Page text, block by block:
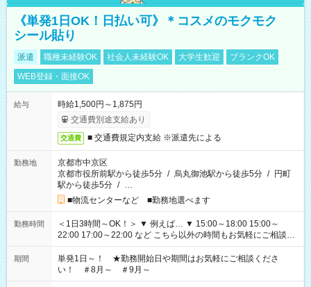
《単発1日OK！日払い可》＊コスメのモクモク
シール貼り
派遣 職種未経験OK 社会人未経験OK 大学生歓迎
ブランクOK
WEB登録・面接OK
給与
時給1,500円～1,875円
交通費別途支給あり
交通費 ■ 交通費規定内支給 ※派遣先による
勤務地
京都市中京区
京都市役所前駅から徒歩5分 / 烏丸御池駅から徒歩5分 / 円町
駅から徒歩5分 / …
■物流センターなど ■勤務地選べます
勤務時間
＜1日3時間～OK！＞ ▼ 例えば… ▼ 15:00～18:00 15:00～
22:00 17:00～22:00 など こちら以外の時間もお気軽にご相談く
ださい！
期間
単発1日～！ ★勤務開始日や期間はお気軽にご相談くださ
い！ ＃8月～ ＃9月～